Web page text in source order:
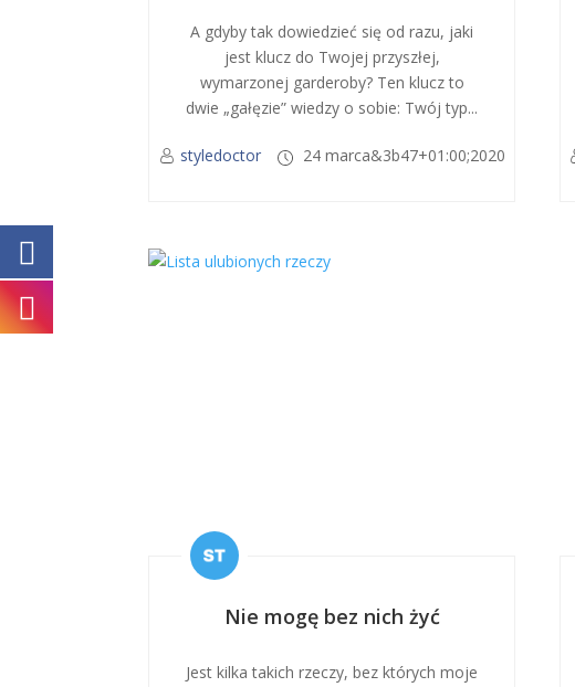
A gdyby tak dowiedzieć się od razu, jaki
jest klucz do Twojej przyszłej,
wymarzonej garderoby? Ten klucz to
dwie „gałęzie” wiedzy o sobie: Twój typ...
styledoctor 24 marca&3b47+01:00;2020
Nie mogę bez nich żyć
Jest kilka takich rzeczy, bez których moje